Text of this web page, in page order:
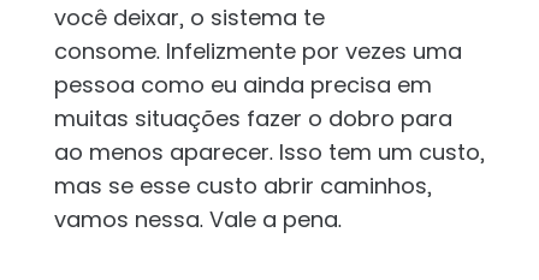
você deixar, o sistema te
consome. Infelizmente por vezes uma
pessoa como eu ainda precisa em
muitas situações fazer o dobro para
ao menos aparecer. Isso tem um custo,
mas se esse custo abrir caminhos,
vamos nessa. Vale a pena.